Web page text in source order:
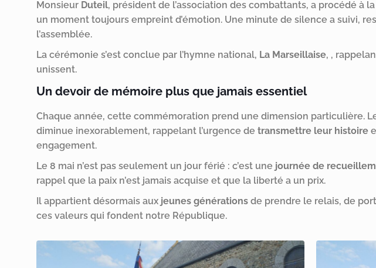
Monsieur Duteil, président de l’association des combattants, a procédé à la
un moment toujours empreint d’émotion. Une minute de silence a suivi,
l’assemblée.
La cérémonie s’est conclue par l’hymne national, La Marseillaise, ,
unissent.
Un devoir de mémoire plus que jamais essentiel
Chaque année, cette commémoration prend une dimension particulière.
diminue inexorablement, rappelant l’urgence de transmettre leur histoire
engagement.
Le 8 mai n’est pas seulement un jour férié : c’est une journée de
rappel que la paix n’est jamais acquise et que la liberté a un prix.
Il appartient désormais aux jeunes générations de prendre le relais, de
ces valeurs qui fondent notre République.